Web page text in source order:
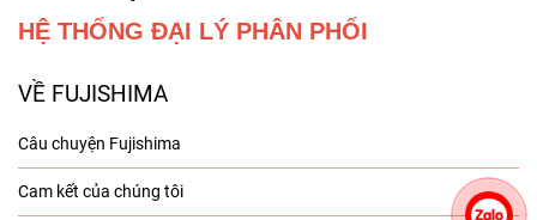
HỆ THỐNG ĐẠI LÝ PHÂN PHỐI
VỀ FUJISHIMA
Câu chuyện Fujishima
Cam kết của chúng tôi